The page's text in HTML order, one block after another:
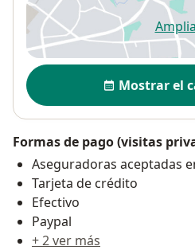
se
Disponibilidad
Mostrar el
Formas de pago (visitas
Aseguradoras aceptadas
Tarjeta de crédito
Efectivo
Paypal
+ 2 ver más